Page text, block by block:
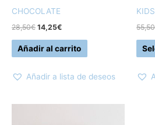
CHOCOLATE
28,50€ 14,25€
Añadir al carrito
Añadir a lista de deseos
55,50